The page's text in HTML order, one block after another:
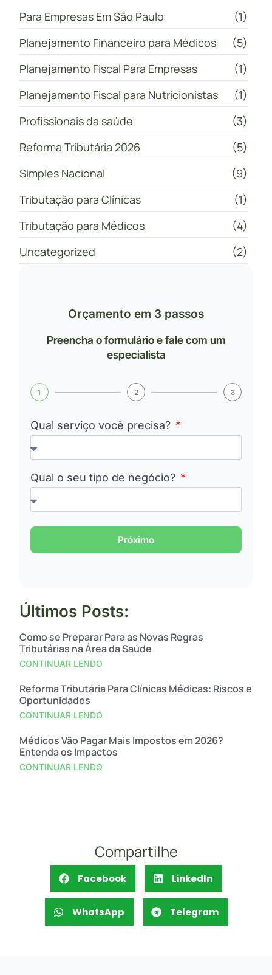
Para Empresas Em São Paulo
(1)
Planejamento Financeiro para Médicos
(5)
Planejamento Fiscal Para Empresas
(1)
Planejamento Fiscal para Nutricionistas
(1)
Profissionais da saúde
(3)
Reforma Tributária 2026
(5)
Simples Nacional
(9)
Tributação para Clínicas
(1)
Tributação para Médicos
(4)
Uncategorized
(2)
Orçamento em 3 passos
Preencha o formulário e fale com um
especialista
1 2 3
Qual serviço você precisa?
Qual o seu tipo de negócio?
Próximo
Últimos Posts:
Como se Preparar Para as Novas Regras
Tributárias na Área da Saúde
CONTINUAR LENDO
Reforma Tributária Para Clínicas Médicas: Riscos e
Oportunidades
CONTINUAR LENDO
Médicos Vão Pagar Mais Impostos em 2026?
Entenda os Impactos
CONTINUAR LENDO
Compartilhe
Facebook LinkedIn
WhatsApp Telegram